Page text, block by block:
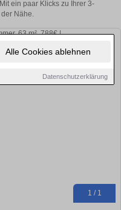
Alle Cookies ablehnen
Datenschutzerklärung
ein paar Klicks zu Ihrer 3-
Nähe.
1 / 1